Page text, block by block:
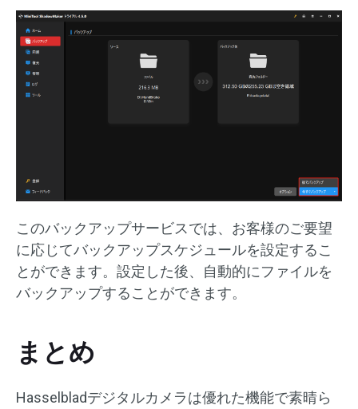
このバックアップサービスでは、お客様のご要望
に応じてバックアップスケジュールを設定するこ
とができます。設定した後、自動的にファイルを
バックアップすることができます。
まとめ
Hasselbladデジタルカメラは優れた機能で素晴ら